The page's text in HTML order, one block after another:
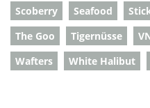
Scoberry
Seafood
The Goo
Tigernüsse
Wafters
White Halibut